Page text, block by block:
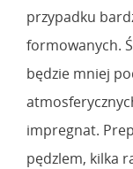
przypadku
formowanych.
będzie mniej
impregnat.
pędzlem, kilka